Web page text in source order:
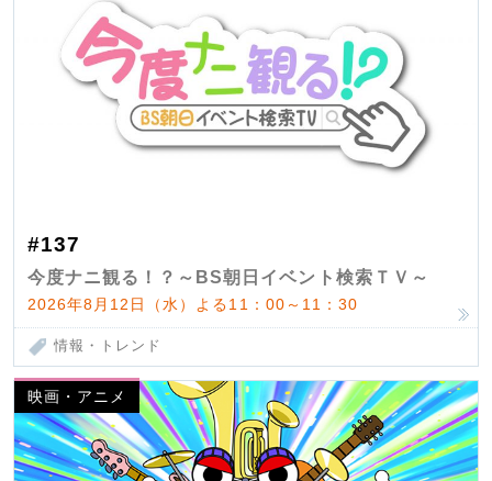
#137
今度ナニ観る！？～BS朝日イベント検索ＴＶ～
2026年8月12日（水）よる11：00～11：30
情報・トレンド
映画・アニメ